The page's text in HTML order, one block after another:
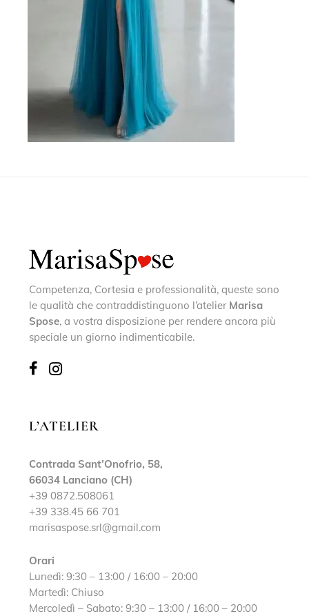
Competenza, Cortesia e professionalità, queste sono
le qualità che contraddistinguono l’atelier Marisa
Spose, a vostra disposizione per rendere ancora più
speciale un giorno indimenticabile.
L’ATELIER
Contrada Sant’Onofrio, 58,
66034 Lanciano (CH)
+39 0872.508061
+39 338.45 66 701
marisaspose.srl@gmail.com
Orari
Lunedì: 9:30 – 13:00 / 16:00 – 20:00
Martedì: Chiuso
Mercoledì – Sabato: 9:30 – 13:00 / 16:00 – 20:00